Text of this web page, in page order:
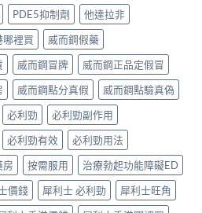
PDE5抑制劑
他達拉非
哪裡買
威而鋼假藥
威而鋼冒牌
威而鋼正品定假冒
威而鋼點分真假
威而鋼點驗真偽
必利勁
必利勁副作用
必利勁有效
必利勁用法
房 按需服用
治療勃起功能障礙ED
價錢 犀利士 必利勁
犀利士旺角